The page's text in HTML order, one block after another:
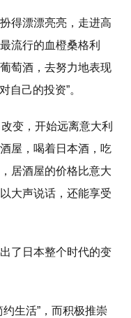
得漂漂亮亮，走进高
流行的血橙桑格利
萄酒，去努力地表现
自己的投资”。
变，开始远离意大利
屋，喝着日本酒，吃
居酒屋的价格比意大
大声说话，还能享受
了日本整个时代的变
生活”，而积极推崇